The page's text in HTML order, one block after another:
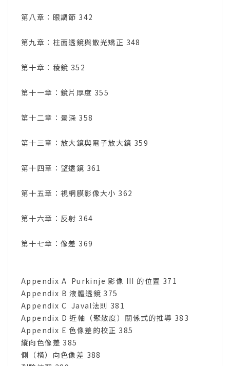
第八章：眼調節 342
第九章：柱面透鏡與散光矯正 348
第十章：稜鏡 352
第十一章：鏡片厚度 355
第十二章：景深 358
第十三章：放大鏡與電子放大鏡 359
第十四章：望遠鏡 361
第十五章：視網膜影像大小 362
第十六章：反射 364
第十七章：像差 369
Appendix A Purkinje 影像 III 的位置 371
Appendix B 液體透鏡 375
Appendix C Javal法則 381
Appendix D 近軸（聚散度）關係式的推導 383
Appendix E 色像差的校正 385
縱向色像差 385
側（橫）向色像差 388